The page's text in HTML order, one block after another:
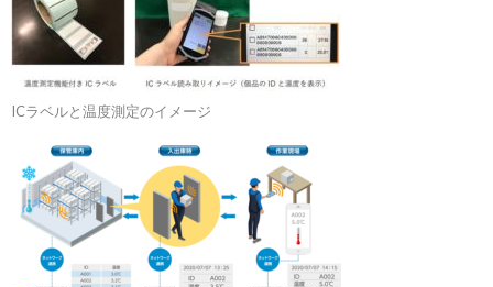
ICラベルと温度測定のイメージ